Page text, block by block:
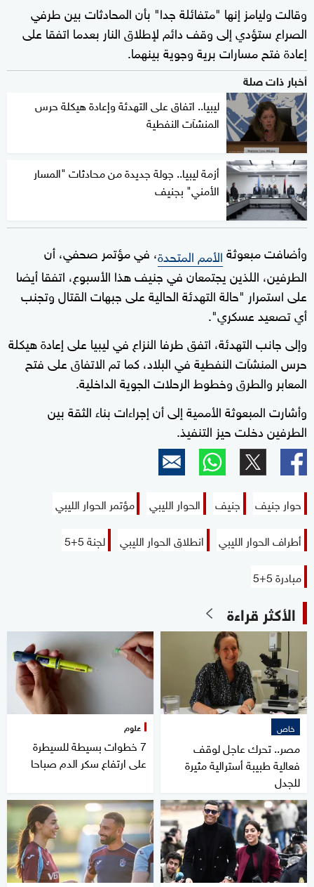
وقالت وليامز إنها "متفائلة جدا" بأن المحادثات بين طرفي
الصراع ستؤدي إلى وقف دائم لإطلاق النار بعدما اتفقا على
إعادة فتح مسارات برية وجوية بينهما.
أخبار ذات صلة
ليبيا.. اتفاق على التهدئة وإعادة هيكلة حرس
المنشآت النفطية
أزمة ليبيا.. جولة جديدة من محادثات "المسار
الأمني" بجنيف
وأضافت مبعوثةالأمم المتحدة، في مؤتمر صحفي، أن
الطرفين، اللذين يجتمعان في جنيف هذا الأسبوع، اتفقا أيضا
على استمرار "حالة التهدئة الحالية على جبهات القتال وتجنب
أي تصعيد عسكري".
وإلى جانب التهدئة، اتفق طرفا النزاع في ليبيا على إعادة هيكلة
حرس المنشآت النفطية في البلاد، كما تم الاتفاق على فتح
المعابر والطرق وخطوط الرحلات الجوية الداخلية.
وأشارت المبعوثة الأممية إلى أن إجراءات بناء الثقة بين
الطرفين دخلت حيز التنفيذ.
حوار جنيف جنيف الحوار الليبي
مؤتمر الحوار الليبي
أطراف الحوار الليبي
انطلاق الحوار الليبي
لجنة 5+5
مبادرة 5+5
الأكثر قراءة
خاص
مصر.. تحرك عاجل لوقف
فعالية طبيبة أسترالية مثيرة
للجدل
علوم
7 خطوات بسيطة للسيطرة
على ارتفاع سكر الدم صباحا